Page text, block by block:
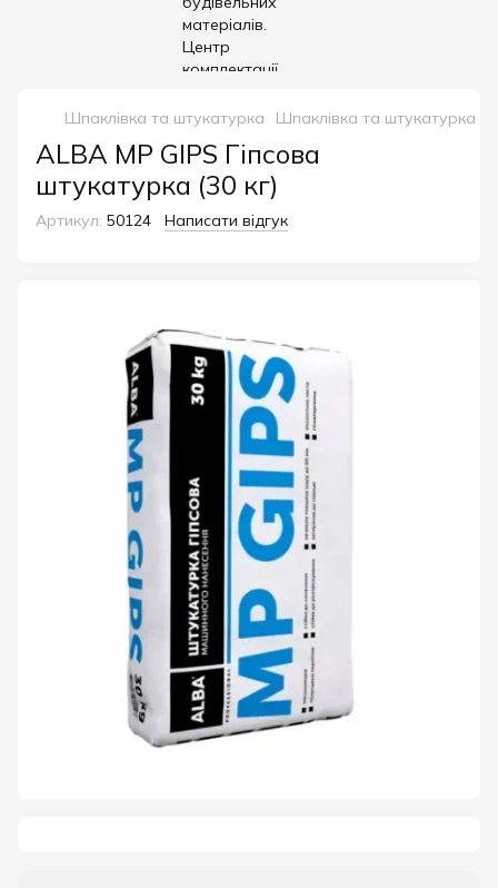
Шпаклівка та штукатурка Шпаклівка та штукатурка
ALBA MP GIPS Гіпсова
штукатурка (30 кг)
Артикул: 50124 Написати відгук